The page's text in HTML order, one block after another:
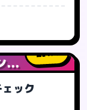
...
1人
ック